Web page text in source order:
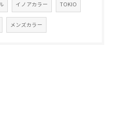
イノアカラー TOKIO
メンズカラー